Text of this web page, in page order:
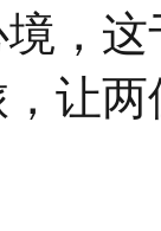
，
让